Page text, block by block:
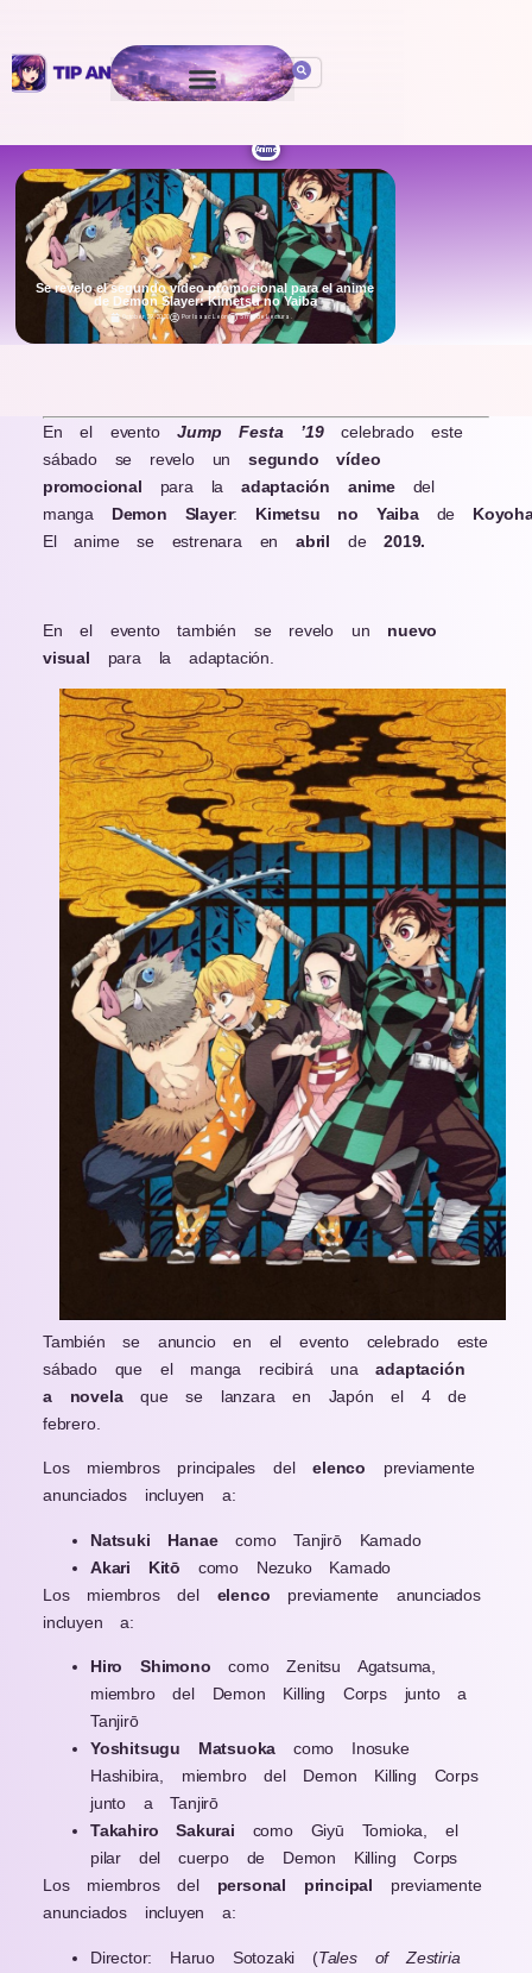
Anime
Se revelo el segundo vídeo promocional para el anime
de Demon Slayer: Kimetsu no Yaiba
October 29, 2020 Por Isaac León 5 min de Lectura .
En el evento Jump Festa ’19
celebrado este
sábado se revelo unsegundo vídeo
promocional para laadaptación animedel
manga Demon Slayer: Kimetsu no Yaibade
El anime se estrenara enabril de2019.
En el evento también se revelo un nuevo
visual para la adaptación.
También se anuncio en el evento celebrado este
sábado que el manga recibirá unaadaptación
a
novelaque se lanzara en Japón el 4 de
febrero.
Los miembros principales delelenco previamente
anunciados incluyen a:
Natsuki Hanaecomo Tanjirō Kamado
Akari Kitō como Nezuko Kamado
Los miembros del elenco previamente anunciados
incluyen a:
Hiro Shimono como Zenitsu Agatsuma,
miembro del Demon Killing Corps junto a
Tanjirō
Yoshitsugu Matsuoka como Inosuke
Hashibira, miembro del Demon Killing Corps
junto a Tanjirō
Takahiro Sakurai como Giyū Tomioka, el
pilar del cuerpo de Demon Killing Corps
Los miembros del personal principal previamente
anunciados incluyen a:
Director: Haruo Sotozaki (Tales of Zestiria